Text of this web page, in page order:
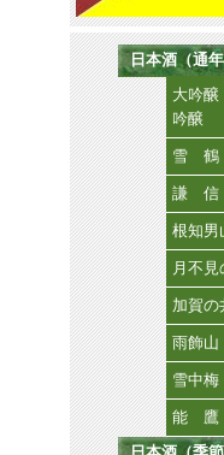
日本酒（通
大吟醸
吟醸
雪 鶴
謙 信
根知男
月不見
加賀の
雨飾山
雪中梅
能 鷹